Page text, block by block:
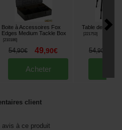
Boite à Accessoires Fox
Edges Medium Tackle Box
210186]
54,90€ 49,90€
Acheter
Table de Biwy
221753]
54,90
client
avis à ce produit